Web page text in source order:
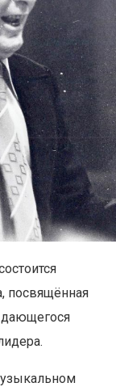
посвящённая